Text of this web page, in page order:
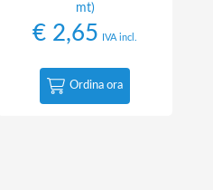
mt)
€ 2,65 IVA incl.
Ordina ora